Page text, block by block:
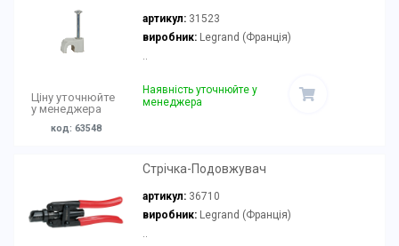
Ціну уточнюйте
у менеджера
код: 63548
артикул: 31523
виробник:Legrand (Франція)
..
Наявність уточнюйте у
менеджера
Стрічка-Подовжувач
артикул: 36710
виробник:Legrand (Франція)
..